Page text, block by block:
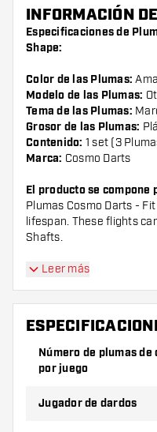
INFORMACIÓN
Especificaciones de
Shape:
Color de las Plumas:
Modelo de las Plumas:
Tema de las Plumas:
Grosor de las Plumas:
Contenido: 1 set (3
Marca: Cosmo Darts
El producto se compone
Plumas Cosmo Darts -
lifespan. These flights
Shafts.
¡Consejo de Dartshopper!
Estas pueden
Prueba una forma,
diferente de plumas
Leer más
Número de plumas de dardos
por juego
Jugador de dardos